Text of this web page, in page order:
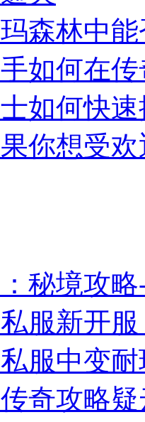
森林中
如何在
如何快
你想受
秘境攻
服新开
服中变
奇攻略